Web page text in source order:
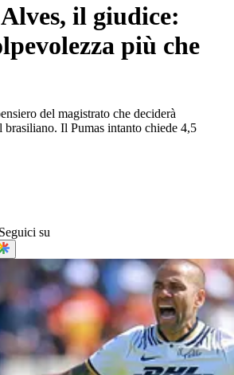
il giudice:
più che
del magistrato che deciderà
brasiliano. Il Pumas intanto chiede 4,5
Seguici su